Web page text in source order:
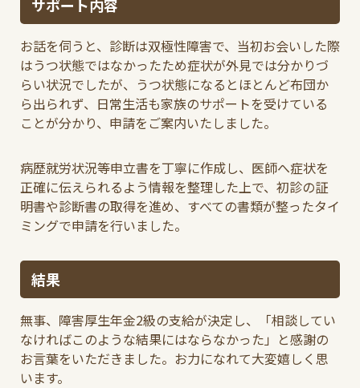
サポート内容
お話を伺うと、診断は双極性障害で、当初お会いした際
はうつ状態ではなかったため症状が外見では分かりづ
らい状況でしたが、うつ状態になるとほとんど布団か
ら出られず、日常生活も家族のサポートを受けている
ことが分かり、申請をご案内いたしました。
病歴就労状況等申立書を丁寧に作成し、医師へ症状を
正確に伝えられるよう情報を整理した上で、初診の証
明書や診断書の取得を進め、すべての書類が整ったタイ
ミングで申請を行いました。
結果
無事、障害厚生年金2級の支給が決定し、「相談してい
なければこのような結果にはならなかった」と感謝の
お言葉をいただきました。お力になれて大変嬉しく思
います。